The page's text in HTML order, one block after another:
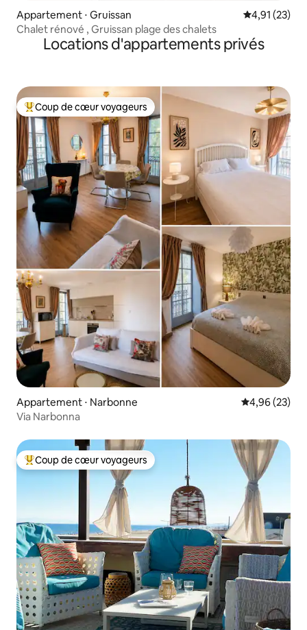
Appartement ⋅ Gruissan Évaluation
4,91 (23)
Chalet rénové , Gruissan plage des chalets
Locations d'appartements privés
Coups de cœur voyageurs les plus appréciés
Coup de cœur voyageurs
Appartement ⋅ Narbonne Évaluation
4,96 (23)
Via Narbonna
Coups de cœur voyageurs les plus appréciés
Coup de cœur voyageurs